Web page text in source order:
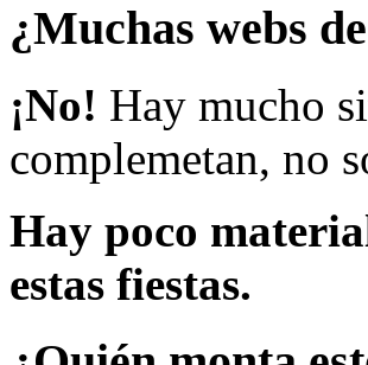
¿Muchas webs
¡No! Hay mucho
complemetan, no
Hay poco
estas fiestas.